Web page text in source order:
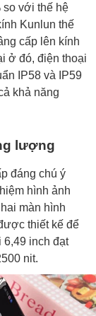
so với thế hệ
Kunlun thế
cấp lên kính
ở đó, điện thoại
IP58 và IP59
khả năng
lượng
đáng chú ý
hình ảnh
màn hình
thiết kế để
6,49 inch đạt
nit.